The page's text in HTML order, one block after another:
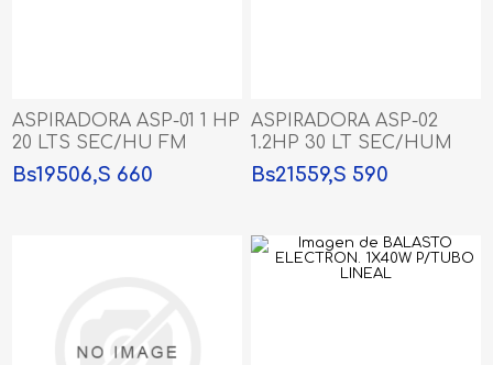
ASPIRADORA ASP-01 1 HP
20 LTS SEC/HU FM
Bs19506,S 660
ASPIRADORA ASP-02
1.2HP 30 LT SEC/HUM
FM
Bs21559,S 590